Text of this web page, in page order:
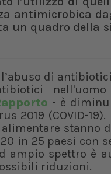
antimicrobica
un quadro della
di
nell'uomo
- è
2019 (COVID-19).
stanno
in 25 paesi con
ampio spettro è
riduzioni.